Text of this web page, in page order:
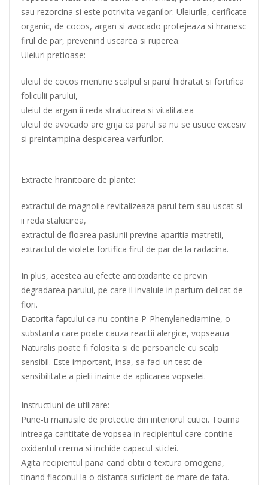
sau rezorcina si este potrivita veganilor. Uleiurile, cerificate
organic, de cocos, argan si avocado protejeaza si hranesc
firul de par, prevenind uscarea si ruperea.
Uleiuri pretioase:
uleiul de cocos mentine scalpul si parul hidratat si fortifica
foliculii parului,
uleiul de argan ii reda stralucirea si vitalitatea
uleiul de avocado are grija ca parul sa nu se usuce excesiv
si preintampina despicarea varfurilor.
Extracte hranitoare de plante:
extractul de magnolie revitalizeaza parul tern sau uscat si
ii reda stalucirea,
extractul de floarea pasiunii previne aparitia matretii,
extractul de violete fortifica firul de par de la radacina.
In plus, acestea au efecte antioxidante ce previn
degradarea parului, pe care il invaluie in parfum delicat de
flori.
Datorita faptului ca nu contine P-Phenylenediamine, o
substanta care poate cauza reactii alergice, vopseaua
Naturalis poate fi folosita si de persoanele cu scalp
sensibil. Este important, insa, sa faci un test de
sensibilitate a pielii inainte de aplicarea vopselei.
Instructiuni de utilizare:
Pune-ti manusile de protectie din interiorul cutiei. Toarna
intreaga cantitate de vopsea in recipientul care contine
oxidantul crema si inchide capacul sticlei.
Agita recipientul pana cand obtii o textura omogena,
tinand flaconul la o distanta suficient de mare de fata.